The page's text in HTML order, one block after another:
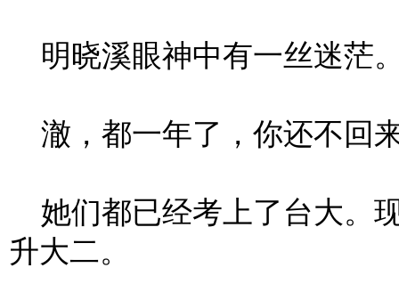
明晓溪眼神中有一丝迷茫
澈，都一年了，你还不回
她们都已经考上了台大。
升大二。